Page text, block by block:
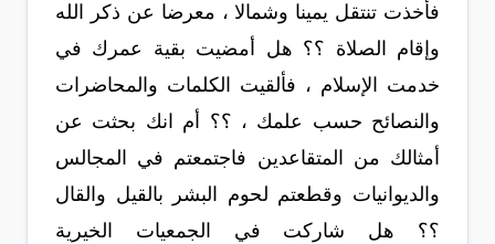
فأخذت تنتقل يمينا وشمالا ، معرضا عن ذكر الله
وإقام الصلاة ؟؟ هل أمضيت بقية عمرك في
خدمت الإسلام ، فألقيت الكلمات والمحاضرات
والنصائح حسب علمك ، ؟؟ أم انك بحثت عن
أمثالك من المتقاعدين فاجتمعتم في المجالس
والديوانيات وقطعتم لحوم البشر بالقيل والقال
؟؟ هل شاركت في الجمعيات الخيرية